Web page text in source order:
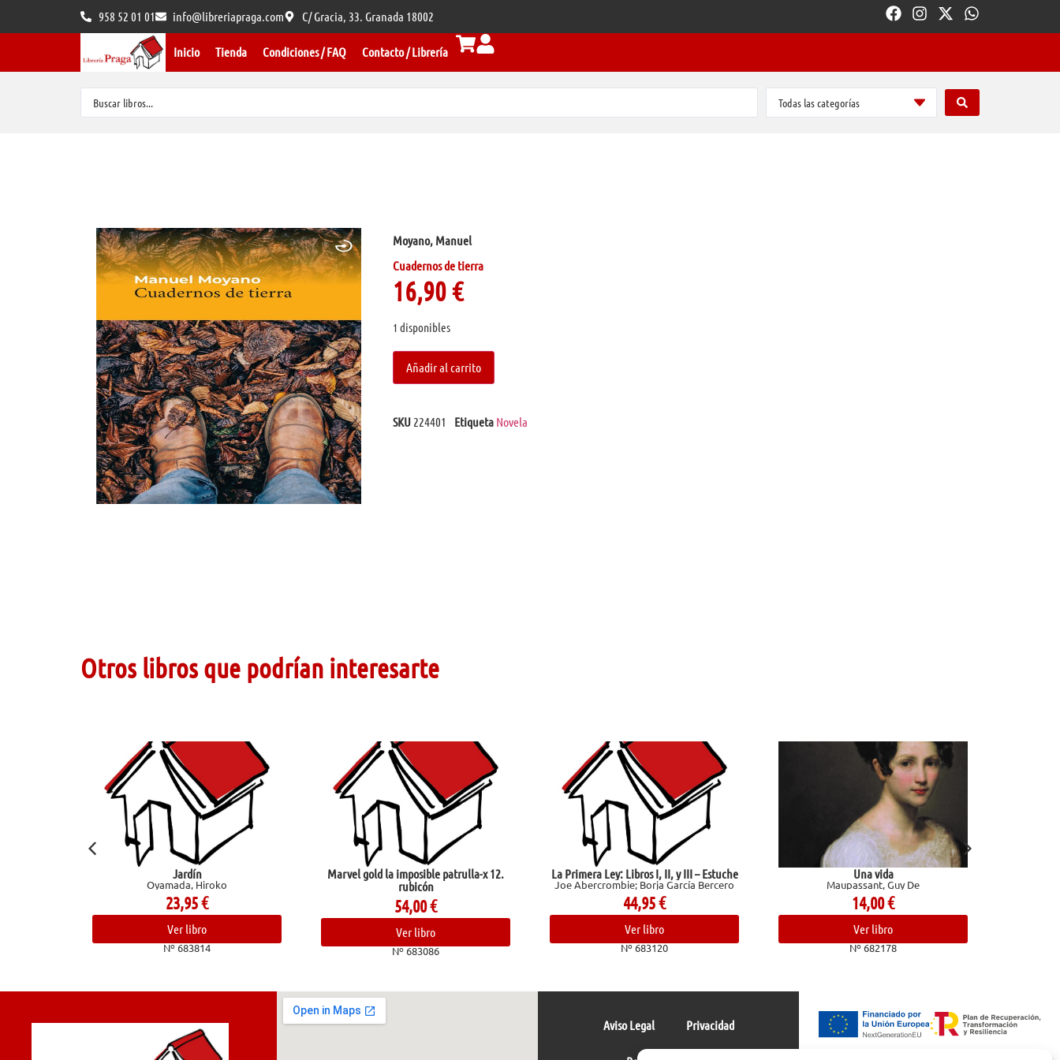
958 52 01 01 info@libreriapraga.com C/ Gracia, 33. Granada 18002
Inicio Tienda Condiciones / FAQ Contacto / Librería
Todas las categorías
Moyano, Manuel
Cuadernos de tierra
16,90€
1 disponibles
Añadir al carrito
SKU 224401 Etiqueta Novela
Otros libros que podrían interesarte
Jardín
Oyamada, Hiroko
23,95€
Ver libro
Nº 683814
Marvel gold la imposible patrulla-x 12.
rubicón
54,00€
Ver libro
Nº 683086
La Primera Ley: Libros I, II, y III – Estuche
Joe Abercrombie; Borja García Bercero
44,95€
Ver libro
Nº 683120
Una vida
Maupassant, Guy De
14,00€
Ver libro
Nº 682178
Aviso Legal Privacidad